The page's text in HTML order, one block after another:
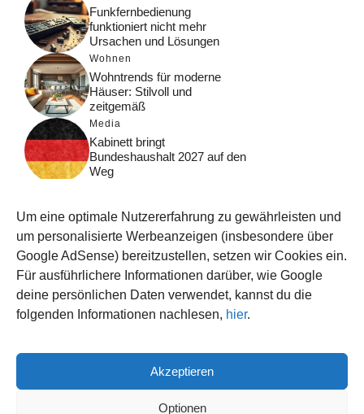
Um eine optimale Nutzererfahrung zu gewährleisten und
um personalisierte Werbeanzeigen (insbesondere über
Google AdSense) bereitzustellen, setzen wir Cookies ein.
Für ausführlichere Informationen darüber, wie Google
deine persönlichen Daten verwendet, kannst du die
folgenden Informationen nachlesen, hier.
Akzeptieren
Optionen
Funkfernbedienung
funktioniert nicht mehr
Ursachen und Lösungen
Wohnen
Wohntrends für moderne
Häuser: Stilvoll und
zeitgemäß
Media
Kabinett bringt
Bundeshaushalt 2027 auf den
Weg
Funktionsweise, Prozesse
und Rankinglogik
Computer
Wieso habe ich im moment
kein Internet?
© 2026 WISSEN123.DE
IMPRESSUM
DATENSCHUTZ